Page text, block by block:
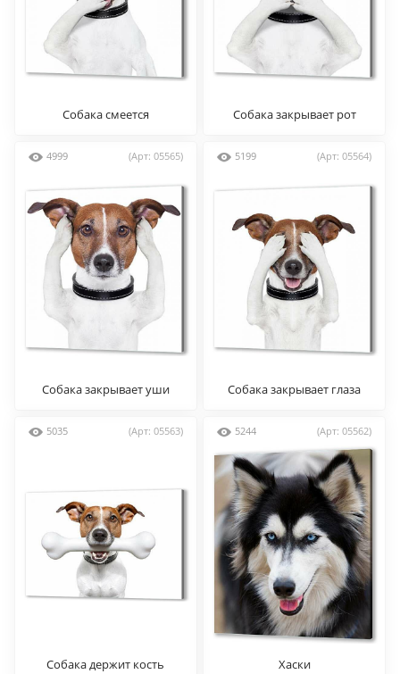
Собака смеется Собака закрывает рот
4999 (Арт: 05565)
Собака закрывает уши
5199 (Арт: 05564)
Собака закрывает глаза
5035 (Арт: 05563)
Собака держит кость
5244 (Арт: 05562)
Хаски